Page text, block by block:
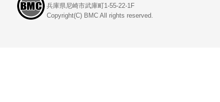
兵庫県尼崎市武庫町1-55-22-1F
Copyright(C) BMC All rights reserved.